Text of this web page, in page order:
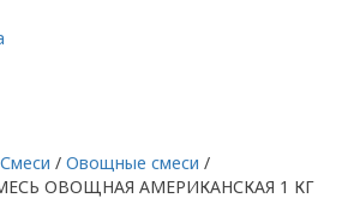
Смеси / Овощные смеси /
ОВОЩНАЯ АМЕРИКАНСКАЯ 1 КГ